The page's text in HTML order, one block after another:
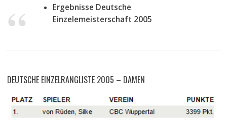
Ergebnisse Deutsche
Einzelemeisterschaft 2005
DEUTSCHE EINZELRANGLISTE 2005 – DAMEN